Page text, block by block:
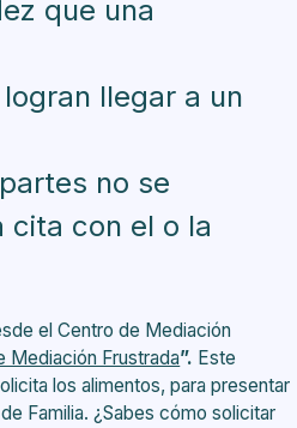
que una
llegar a un
no se
cita con el o la
el Centro de Mediación
Mediación Frustrada”. Este
los alimentos, para presentar
Familia. ¿Sabes cómo solicitar